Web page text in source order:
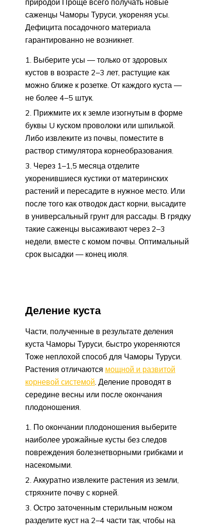
саженцы Чаморы Туруси, укореняя усы.
Дефицита посадочного материала
гарантированно не возникнет.
Выберите усы — только от здоровых
кустов в возрасте 2–3 лет, растущие как
можно ближе к розетке. От каждого куста —
не более 4–5 штук.
Прижмите их к земле изогнутым в форме
буквы U куском проволоки или шпилькой.
Либо извлеките из почвы, поместите в
раствор стимулятора корнеобразования.
Через 1–1,5 месяца отделите
укоренившиеся кустики от материнских
растений и пересадите в нужное место. Или
после того как отводок даст корни, высадите
в универсальный грунт для рассады. В грядку
такие саженцы высаживают через 2–3
недели, вместе с комом почвы. Оптимальный
срок высадки — конец июля.
Деление куста
Части, полученные в результате деления
куста Чаморы Туруси, быстро укореняются
Тоже неплохой способ для Чаморы Туруси.
Растения отличаются мощной и развитой
корневой системой. Деление проводят в
середине весны или после окончания
плодоношения.
По окончании плодоношения выберите
наиболее урожайные кусты без следов
повреждения болезнетворными грибками и
насекомыми.
Аккуратно извлеките растения из земли,
стряхните почву с корней.
Остро заточенным стерильным ножом
разделите куст на 2–4 части так, чтобы на